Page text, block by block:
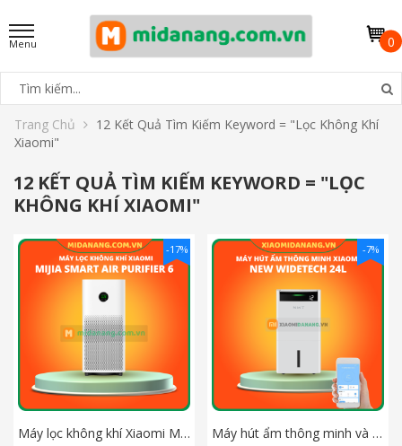
0
Trang Chủ
12 Kết Quả Tìm Kiếm Keyword = "lọc Không Khí
Xiaomi"
12 KẾT QUẢ TÌM KIẾM KEYWORD = "LỌC
KHÔNG KHÍ XIAOMI"
Máy lọc không khí Xiaomi Mijia Smart Air Purifier 6
-17%
Máy hút ẩm thông minh và lọc không khí Xiaomi New Widetech 24L
-7%